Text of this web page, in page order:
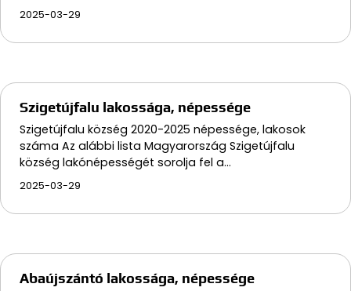
2025-03-29
Szigetújfalu lakossága, népessége
Szigetújfalu község 2020-2025 népessége, lakosok
száma Az alábbi lista Magyarország Szigetújfalu
község lakónépességét sorolja fel a…
2025-03-29
Abaújszántó lakossága, népessége